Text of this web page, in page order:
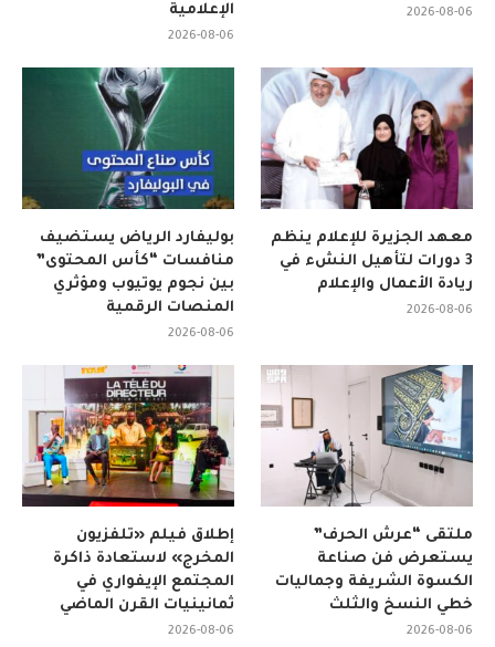
الإعلامية
2026-08-06
2026-08-06
بوليفارد الرياض يستضيف
منافسات “كأس المحتوى”
بين نجوم يوتيوب ومؤثري
المنصات الرقمية
2026-08-06
معهد الجزيرة للإعلام ينظم
3 دورات لتأهيل النشء في
ريادة الأعمال والإعلام
2026-08-06
إطلاق فيلم «تلفزيون
المخرج» لاستعادة ذاكرة
المجتمع الإيفواري في
ثمانينيات القرن الماضي
2026-08-06
ملتقى “عرش الحرف”
يستعرض فن صناعة
الكسوة الشريفة وجماليات
خطي النسخ والثلث
2026-08-06